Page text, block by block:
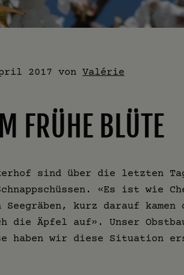
2017 von Valérie
FRÜHE BLÜTE
sind über die letzten
«Es ist wie
kurz darauf
die Äpfel auf». Unser
haben wir diese Situation